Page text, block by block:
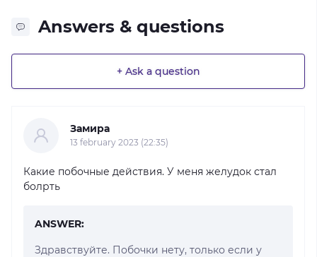
Answers & questions
+ Ask a question
Замира
13 february 2023 (22:35)
Какие побочные действия. У меня желудок стал
болрть
ANSWER:
Здравствуйте. Побочки нету, только если у